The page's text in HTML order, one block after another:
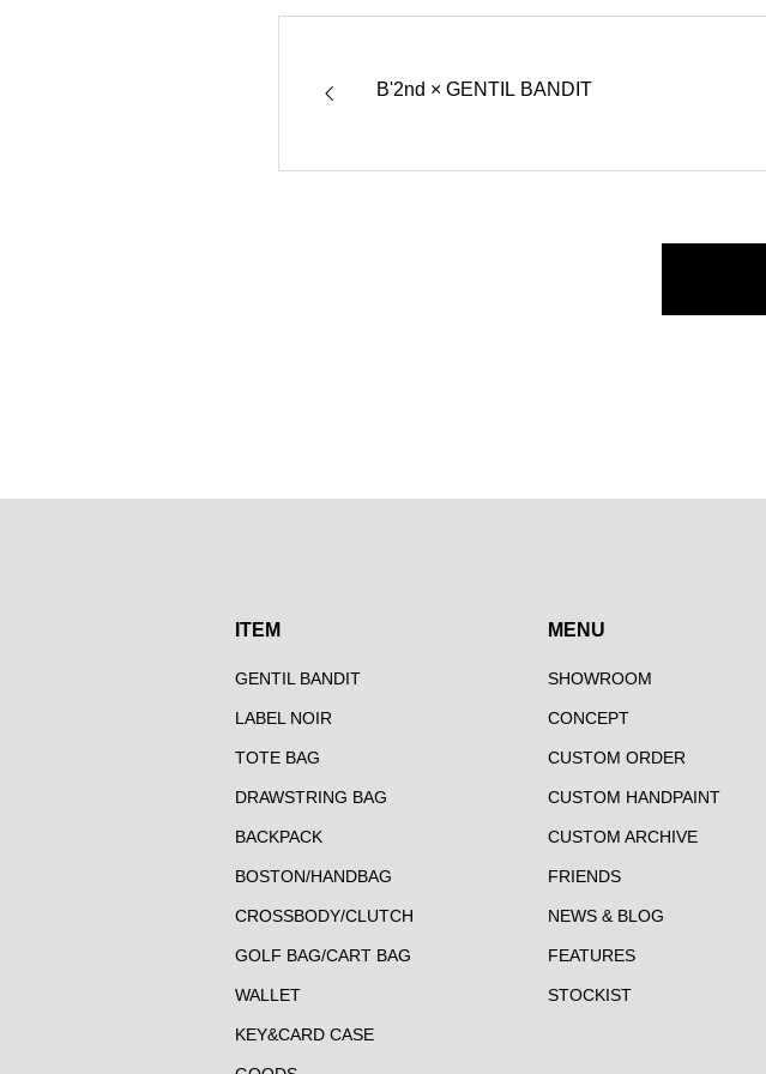
B'2nd × GENTIL BANDIT
ITEM
GENTIL BANDIT
LABEL NOIR
TOTE BAG
DRAWSTRING BAG
BACKPACK
BOSTON/HANDBAG
CROSSBODY/CLUTCH
GOLF BAG/CART BAG
WALLET
KEY&CARD CASE
MENU
SHOWROOM
CONCEPT
CUSTOM ORDER
CUSTOM HANDPAINT
CUSTOM ARCHIVE
FRIENDS
NEWS & BLOG
FEATURES
STOCKIST